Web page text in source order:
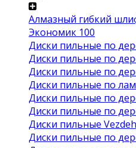
Алмазный гибкий
Экономик 100
Диски пильные по
Диски пильные по
Диски пильные по
Диски пильные по
Диски пильные по
Диски пильные по
Диски пильные
Диски пильные по